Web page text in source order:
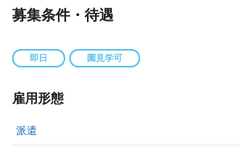
募集条件・待遇
即日 園見学可
雇用形態
派遣